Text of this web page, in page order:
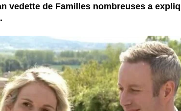
vedette de Familles nombreuses a